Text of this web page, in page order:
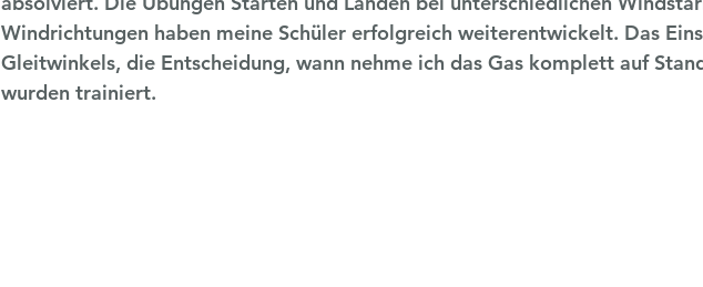
Windrichtungen haben meine Schüler erfolgreich weiterentwickelt. Das
Gleitwinkels, die Entscheidung, wann nehme ich das Gas komplett auf
wurden trainiert.